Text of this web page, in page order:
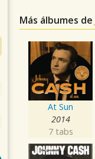
Más álbumes de
At Sun
2014
7 tabs